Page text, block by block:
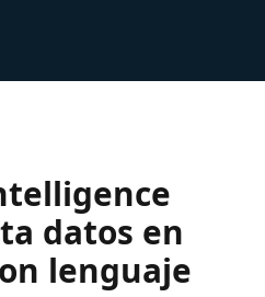
datos en
lenguaje